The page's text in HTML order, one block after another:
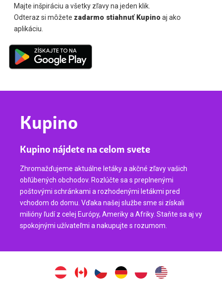
Majte inšpiráciu a všetky zľavy na jeden klik.
Odteraz si môžete zadarmo stiahnuť Kupinoaj ako
aplikáciu.
Kupino
Kupino nájdete na celom svete
Zhromažďujeme aktuálne letáky a akčné zľavy vašich
obľúbených obchodov. Rozlúčte sa s preplnenými
poštovými schránkami a rozhodenými letákmi pred
vchodom do domu. Vďaka našej službe sme si získali
milióny ľudí z celej Európy, Ameriky a Afriky. Staňte sa aj vy
spokojnými užívateľmi a nakupujte s rozumom.